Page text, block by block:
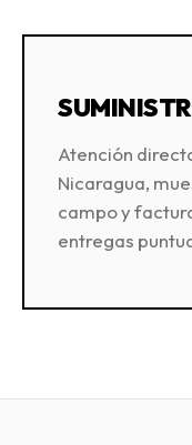
Atención
Nicaragua,
campo y
entregas